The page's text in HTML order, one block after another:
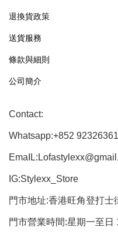
退換貨政策
送貨服務
條款與細則
公司簡介
Contact:
Whatsapp:+852 92326361
IG:Stylexx_Store
門市地址:香港旺角登打
門市營業時間:星期一至日